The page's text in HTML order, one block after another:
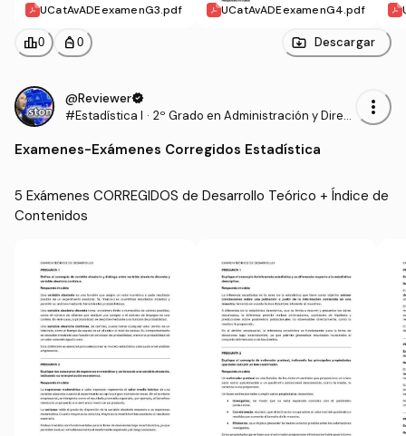
UCatAvADEexamenG3.pdf UCatAvADEexamenG4.pdf
leaderboard0 personal_bag 0 Descargar
@Reviewerverified
#Estadística I · 2º Grado en Administración y Direc
more_vert
Examenes-Exámenes Corregidos Estadística
5 Exámenes CORREGIDOS de Desarrollo Teórico + Índice de
Contenidos